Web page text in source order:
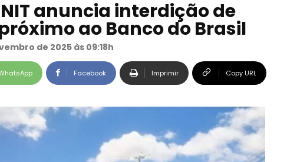
anuncia interdição de
ao Banco do Brasil
de 2025 às 09:18h
Facebook Imprimir Copy URL